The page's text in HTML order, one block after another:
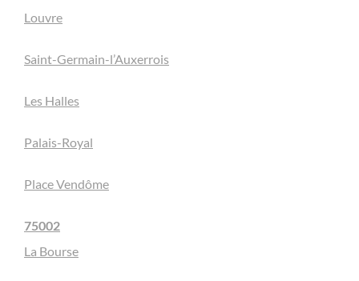
Louvre
Saint-Germain-l’Auxerrois
Les Halles
Palais-Royal
Place Vendôme
75002
La Bourse